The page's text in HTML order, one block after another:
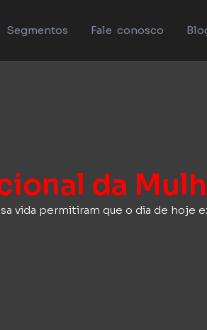
Segmentos Fale conosco
da
vida permitiram que o dia de hoje